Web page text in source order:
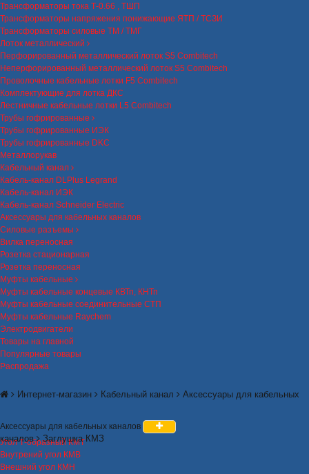
Трансформаторы тока Т-0.66 , ТШП
Трансформаторы напряжения понижающие ЯТП / ТСЗИ
Трансформаторы силовые ТМ / ТМГ
Лоток металлический
Перфорированный металлический лоток S5 Combitech
Неперфорированный металлический лоток S5 Combitech
Проволочные кабельные лотки F5 Combitech
Комплектующие для лотка ДКС
Лестничные кабельные лотки L5 Combitech
Трубы гофрированные
Трубы гофрированные ИЭК
Трубы гофрированные DKC
Металлорукав
Кабельный канал
Кабель-канал DLPlus Legrand
Кабель-канал ИЭК
Кабель-канал Schneider Electric
Аксессуары для кабельных каналов
Силовые разъемы
Вилка переносная
Розетка стационарная
Розетка переносная
Муфты кабельные
Муфты кабельные концевые КВТп, КНТп
Муфты кабельные соединительные СТП
Муфты кабельные Raychem
Электродвигатели
Товары на главной
Популярные товары
Распродажа
Интернет-магазин Кабельный канал Аксессуары для кабельных
каналов Заглушка КМЗ
Аксессуары для кабельных каналов
Угол Т-образный КМТ
Внутрений угол КМВ
Внешний угол КМН